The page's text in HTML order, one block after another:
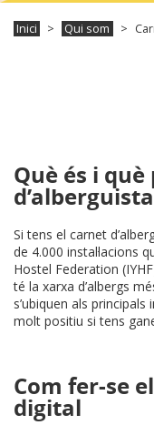
Inici Qui som
Què és i
d’alberguista
Si tens el carnet
de 4.000 instal·lacions
Hostel Federation
té la xarxa d’albergs
s’ubiquen als
molt positiu si tens
Com fer-se
digital